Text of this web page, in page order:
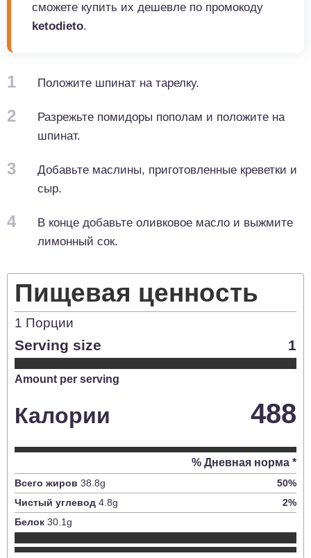
сможете купить их дешевле по промокоду
ketodieto.
1 Положите шпинат на тарелку.
2
Разрежьте помидоры пополам и положите на
шпинат.
3
Добавьте маслины, приготовленные креветки и
сыр.
4
В конце добавьте оливковое масло и выжмите
лимонный сок.
Пищевая ценность
1 Порции
Serving size 1
Amount per serving
Калории 488
% Дневная норма *
Всего жиров 38.8g 50%
Чистый углевод 4.8g 2%
Белок 30.1g